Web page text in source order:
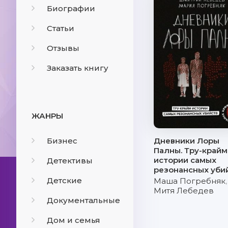
Биографии
Статьи
Отзывы
Заказать книгу
ЖАНРЫ
Бизнес
Детективы
Детские
Документальные
Дом и семья
Дневники Лоры
Палны. Тру-крайм
истории самых
резонансных
Маша Погребняк,
Митя Лебедев